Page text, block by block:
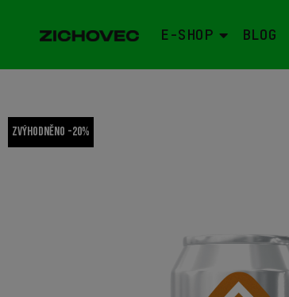
E-SHOP BLOG
Zvýhodněno -20%